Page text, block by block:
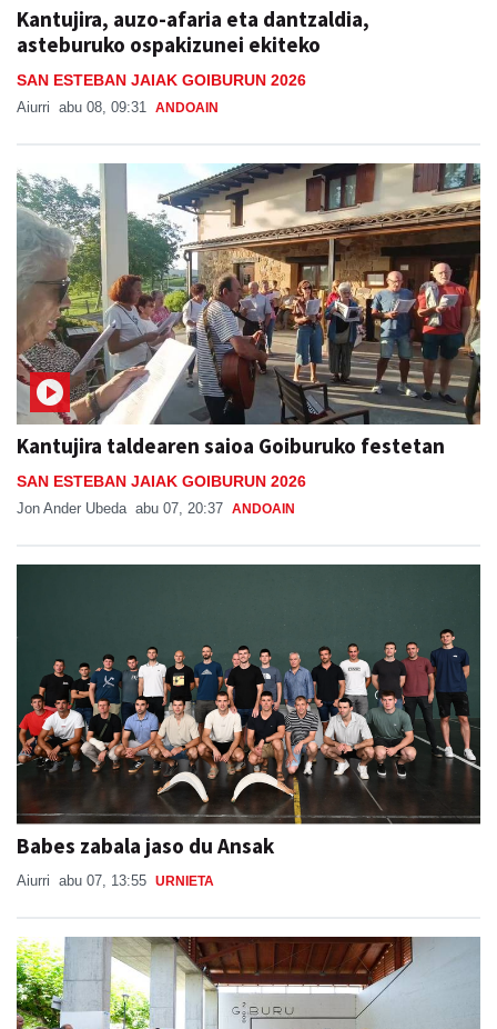
Kantujira, auzo-afaria eta dantzaldia,
asteburuko ospakizunei ekiteko
SAN ESTEBAN JAIAK GOIBURUN 2026
Aiurri abu 08, 09:31 ANDOAIN
Kantujira taldearen saioa Goiburuko festetan
SAN ESTEBAN JAIAK GOIBURUN 2026
Jon Ander Ubeda abu 07, 20:37 ANDOAIN
Babes zabala jaso du Ansak
Aiurri abu 07, 13:55 URNIETA